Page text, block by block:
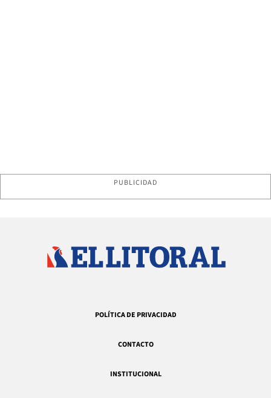
PUBLICIDAD
POLÍTICA DE PRIVACIDAD
CONTACTO
INSTITUCIONAL